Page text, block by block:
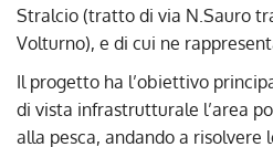
Stralcio (tratto di via N.Sauro
Volturno), e di cui ne
Il progetto ha l’obiettivo
di vista infrastrutturale l’area
alla pesca, andando a risolvere